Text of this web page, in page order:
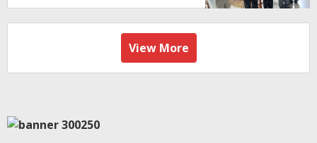
View More